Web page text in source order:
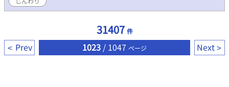
31407 件
Prev 1023 / 1047 ページ Next